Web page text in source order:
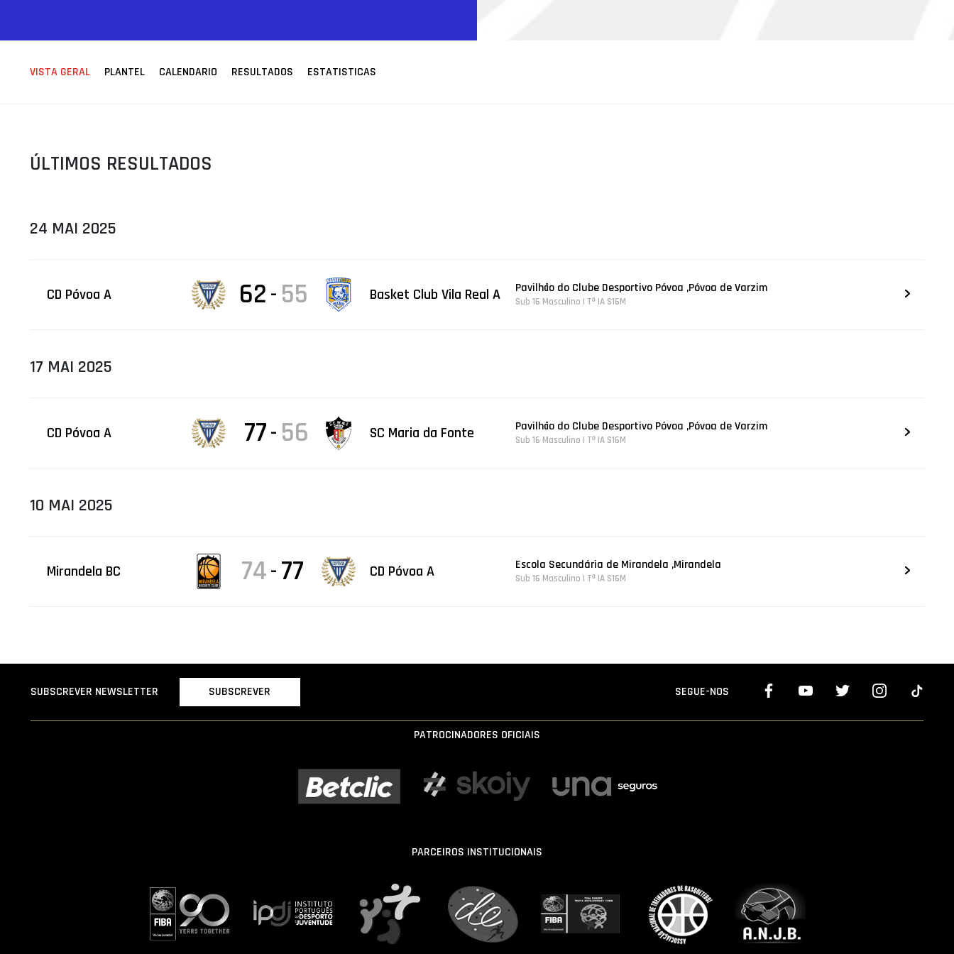
PROJETOS
VISTA GERAL PLANTEL CALENDARIO RESULTADOS ESTATISTICAS
ÚLTIMOS RESULTADOS
24 MAI 2025
CD Póvoa A 62 - 55 Basket Club Vila Real A Pavilhão do Clube Desportivo Póvoa ,Póvoa de Varzim
Sub 16 Masculino | Tº IA S16M
17 MAI 2025
CD Póvoa A 77- 56 SC Maria da Fonte Pavilhão do Clube Desportivo Póvoa ,Póvoa de Varzim
Sub 16 Masculino | Tº IA S16M
10 MAI 2025
Mirandela BC 74- 77 CD Póvoa A Escola Secundária de Mirandela ,Mirandela
Sub 16 Masculino | Tº IA S16M
SUBSCREVER NEWSLETTER SUBSCREVER SEGUE-NOS
PATROCINADORES OFICIAIS
PARCEIROS INSTITUCIONAIS